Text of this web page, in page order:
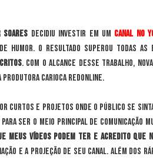
decidiu investir em um canal no
humor. O resultado superou todas
. Com o alcance desse trabalho,
carioca RedOnLine.
curtos e projetos onde o público se
ser o meio principal de comunicação
meus vídeos podem ter e acredito que
e a projeção de seu canal. Além dos